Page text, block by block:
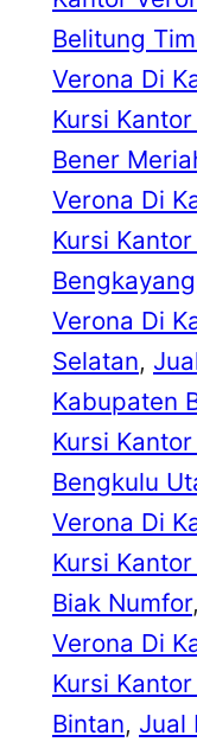
Belitung
Verona Di
Kursi
Bener
Verona Di
Kursi
Bengkayang
Verona Di
Selatan,
Kabupaten
Kursi
Bengkulu
Verona Di
Kursi
Biak Numfor,
Verona Di
Kursi
Bintan, Jual